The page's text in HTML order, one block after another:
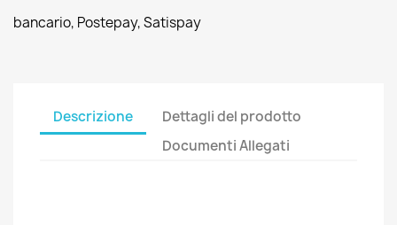
bancario, Postepay, Satispay
Descrizione
Dettagli del prodotto
Documenti Allegati